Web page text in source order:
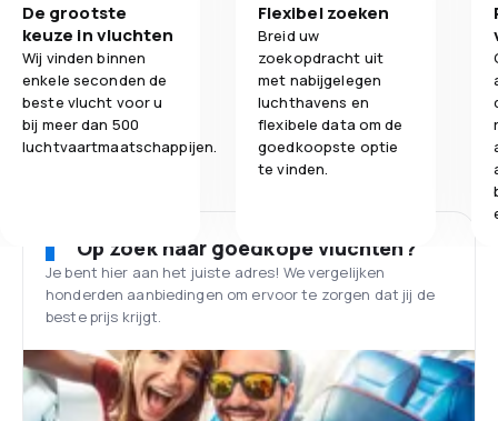
De grootste
keuze in vluchten
Wij vinden binnen
enkele seconden de
beste vlucht voor u
bij meer dan 500
luchtvaartmaatschappijen.
Flexibel zoeken
Breid uw
zoekopdracht uit
met nabijgelegen
luchthavens en
flexibele data om de
goedkoopste optie
te vinden.
Op zoek naar goedkope vluchten?
Je bent hier aan het juiste adres! We vergelijken
honderden aanbiedingen om ervoor te zorgen dat jij de
beste prijs krijgt.